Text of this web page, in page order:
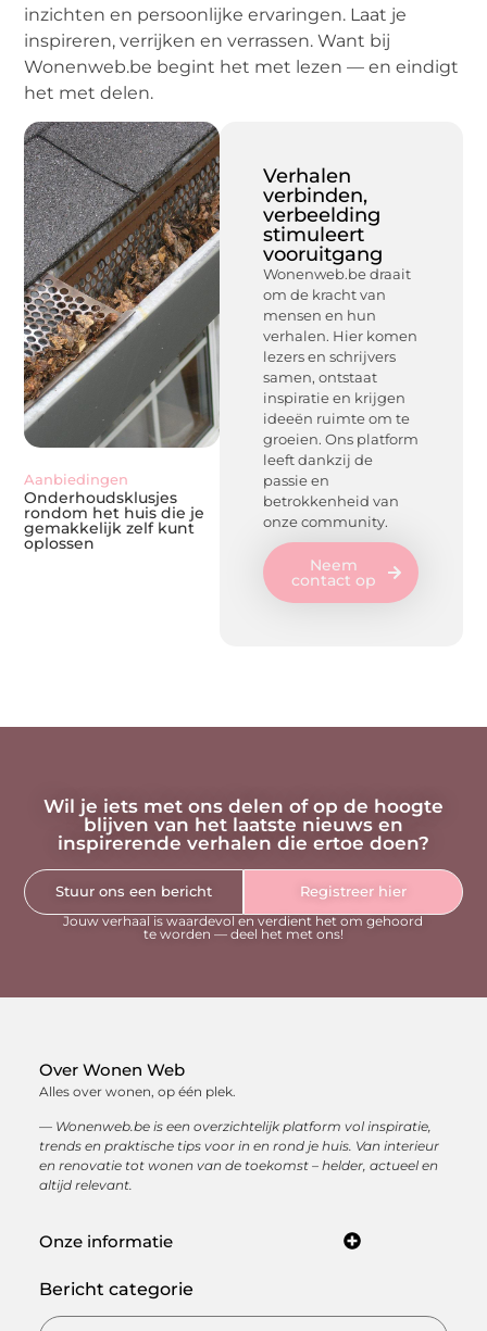
inzichten en persoonlijke ervaringen. Laat je
inspireren, verrijken en verrassen. Want bij
Wonenweb.be begint het met lezen — en eindigt
het met delen.
Aanbiedingen
Onderhoudsklusjes
rondom het huis die je
gemakkelijk zelf kunt
oplossen
Onderhoudsvriendelijke
Oleander overwinteren:
gezond
Verhalen
verbinden,
verbeelding
stimuleert
vooruitgang
Wonenweb.be draait
om de kracht van
mensen en hun
verhalen. Hier komen
lezers en schrijvers
samen, ontstaat
inspiratie en krijgen
ideeën ruimte om te
groeien. Ons platform
leeft dankzij de
passie en
betrokkenheid van
onze community.
Neem
contact op
Wil je iets met ons delen of op de hoogte
blijven van het laatste nieuws en
inspirerende verhalen die ertoe doen?
Stuur ons een bericht
Registreer hier
Jouw verhaal is waardevol en verdient het om gehoord
te worden — deel het met ons!
Over Wonen Web
Alles over wonen, op één plek.
— Wonenweb.be is een overzichtelijk platform vol inspiratie,
trends en praktische tips voor in en rond je huis. Van interieur
en renovatie tot wonen van de toekomst – helder, actueel en
altijd relevant.
Onze informatie
Bericht categorie